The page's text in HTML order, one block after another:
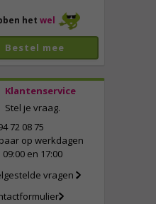
het wel
Bestel mee
Klantenservice
Stel je vraag.
72 08 75
op werkdagen
en 17:00
vragen